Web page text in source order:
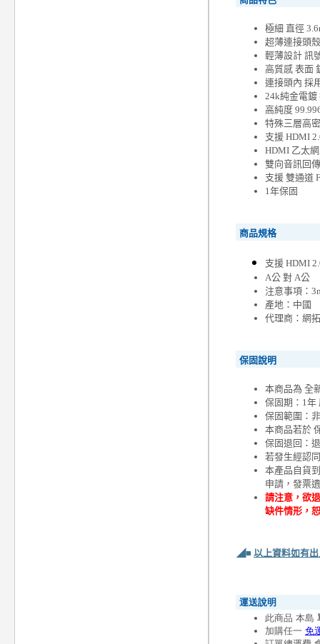
極細 直徑
超薄連接頭
輕薄設計 訊
高質感 表面
連接頭內 採
24k純金電鍍
高純度
特殊三層高
支援 HDMI
HDMI 乙太
雙向音訊回
支援 雙通道
1年保固
商品規格
支援 HDMI
A公 對 A公
注意事項：
產地：中國
代理商：網
保固說明
本商品為 全
保固期：1年
保固範圍：
本商品若於
保固退回：
若發生經認
本產品自貨
申請，發票
請注意，欲
缺件情形，
◢■ 以上資料如有